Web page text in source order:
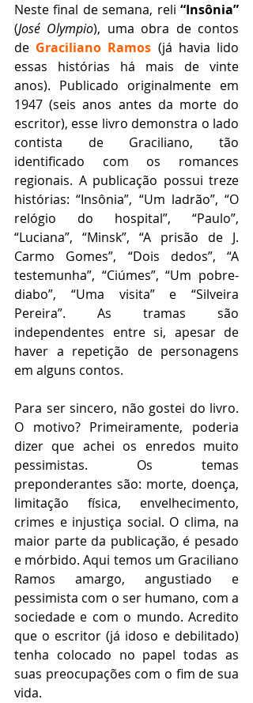
Neste final de semana, reli “Insônia”
(José Olympio), uma obra de contos
de Graciliano Ramos (já havia lido
essas histórias há mais de vinte
anos). Publicado originalmente em
1947 (seis anos antes da morte do
escritor), esse livro demonstra o lado
contista de Graciliano, tão
identificado com os romances
regionais. A publicação possui treze
histórias: “Insônia”, “Um ladrão”, “O
relógio do hospital”, “Paulo”,
“Luciana”, “Minsk”, “A prisão de J.
Carmo Gomes”, “Dois dedos”, “A
testemunha”, “Ciúmes”, “Um pobre-
diabo”, “Uma visita” e “Silveira
Pereira”. As tramas são
independentes entre si, apesar de
haver a repetição de personagens
em alguns contos.
Para ser sincero, não gostei do livro.
O motivo? Primeiramente, poderia
dizer que achei os enredos muito
pessimistas. Os temas
preponderantes são: morte, doença,
limitação física, envelhecimento,
crimes e injustiça social. O clima, na
maior parte da publicação, é pesado
e mórbido. Aqui temos um Graciliano
Ramos amargo, angustiado e
pessimista com o ser humano, com a
sociedade e com o mundo. Acredito
que o escritor (já idoso e debilitado)
tenha colocado no papel todas as
suas preocupações com o fim de sua
vida.